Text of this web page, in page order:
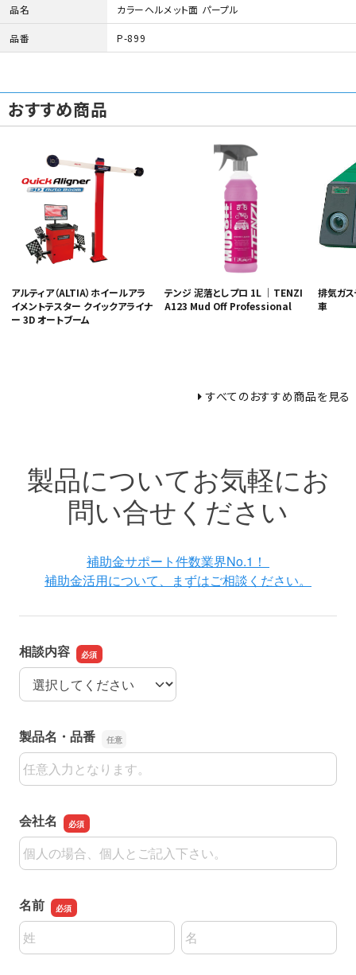
品名 カラーヘルメット面 パープル
品番 P-899
おすすめ商品
アルティア（ALTIA）ホイールアラ
イメントテスター クイックアライナ
ー 3D オートブーム
テンジ 泥落としプロ 1L ｜TENZI
A123 Mud Off Professional
排気ガ
車
すべてのおすすめ商品を見る